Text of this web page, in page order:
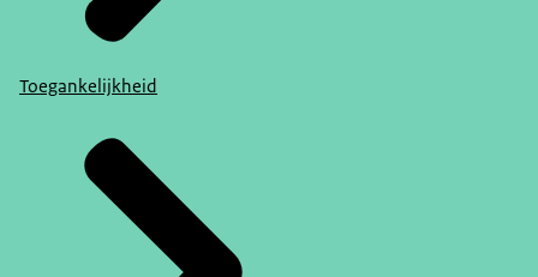
Toegankelijkheid